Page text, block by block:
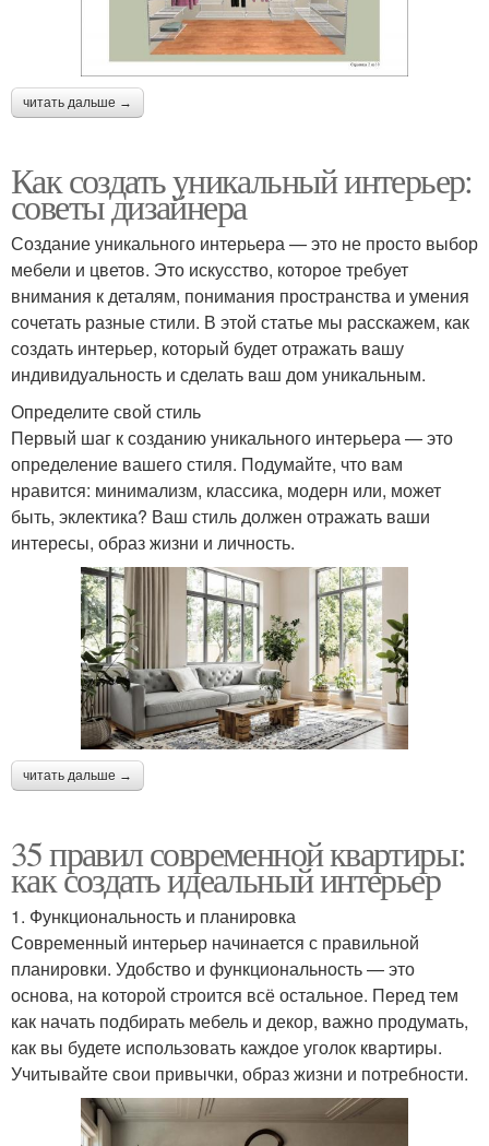
читать дальше →
Как создать уникальный интерьер:
советы дизайнера
Создание уникального интерьера — это не просто выбор
мебели и цветов. Это искусство, которое требует
внимания к деталям, понимания пространства и умения
сочетать разные стили. В этой статье мы расскажем, как
создать интерьер, который будет отражать вашу
индивидуальность и сделать ваш дом уникальным.
Определите свой стиль
Первый шаг к созданию уникального интерьера — это
определение вашего стиля. Подумайте, что вам
нравится: минимализм, классика, модерн или, может
быть, эклектика? Ваш стиль должен отражать ваши
интересы, образ жизни и личность.
читать дальше →
35 правил современной квартиры:
как создать идеальный интерьер
1. Функциональность и планировка
Современный интерьер начинается с правильной
планировки. Удобство и функциональность — это
основа, на которой строится всё остальное. Перед тем
как начать подбирать мебель и декор, важно продумать,
как вы будете использовать каждое уголок квартиры.
Учитывайте свои привычки, образ жизни и потребности.